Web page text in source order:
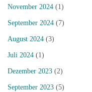
November 2024 (1)
September 2024 (7)
August 2024 (3)
Juli 2024 (1)
Dezember 2023 (2)
September 2023 (5)